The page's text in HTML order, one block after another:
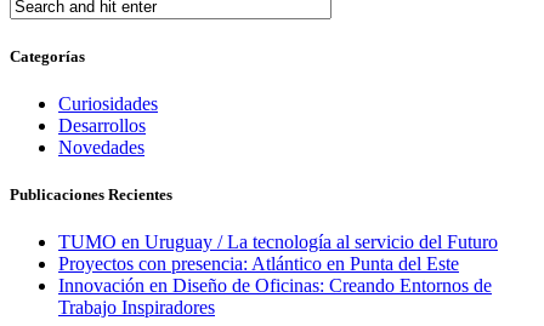
Categorías
Curiosidades
Desarrollos
Novedades
Publicaciones Recientes
TUMO en Uruguay / La tecnología al servicio del Futuro
Proyectos con presencia: Atlántico en Punta del Este
Innovación en Diseño de Oficinas: Creando Entornos de
Trabajo Inspiradores